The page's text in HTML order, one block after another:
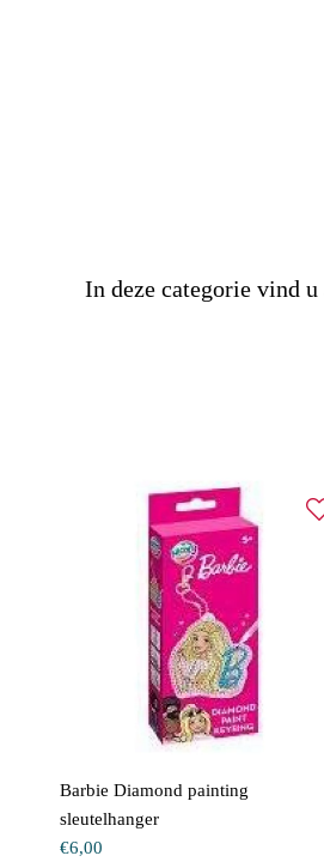
In deze categorie vind
Barbie Diamond painting
sleutelhanger
€6,00